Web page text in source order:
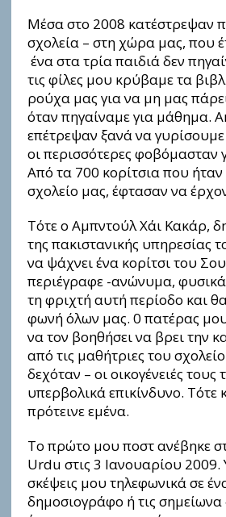
Μέσα στο 2008 κατέστρεψαν
σχολεία – στη χώρα μας, που
ένα στα τρία παιδιά δεν
τις φίλες μου κρύβαμε τα
ρούχα μας για να μη μας
όταν πηγαίναμε για μάθημα.
επέτρεψαν ξανά να γυρίσουμε
οι περισσότερες φοβόμασταν
Από τα 700 κορίτσια που
σχολείο μας, έφτασαν να
Τότε ο Αμπντούλ Χάι Κακάρ,
της πακιστανικής υπηρεσίας
να ψάχνει ένα κορίτσι του
περιέγραφε -ανώνυμα,
τη φριχτή αυτή περίοδο και
φωνή όλων μας. 0 πατέρας
να τον βοηθήσει να βρει την
από τις μαθήτριες του
δεχόταν – οι οικογένειές
υπερβολικά επικίνδυνο. Τότε
πρότεινε εμένα.
Το πρώτο μου ποστ ανέβηκε
Urdu στις 3 Ιανουαρίου 2009.
σκέψεις μου τηλεφωνικά σε
δημοσιογράφο ή τις